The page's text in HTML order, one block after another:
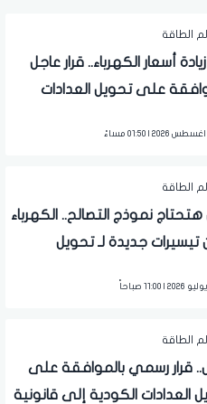
الطاقة
أسعار الكهرباء.. قرار عاجل
على تحويل العدادات
الطاقة
نموذج التصالح.. الكهرباء
تيسيرات جديدة لـ تحويل
الطاقة
قرار رسمي بالموافقة على
العدادات الكودية إلى قانونية